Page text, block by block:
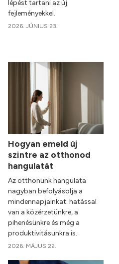
lépést tartani az új
fejleményekkel.
2026. JÚNIUS 23.
Hogyan emeld új
szintre az otthonod
hangulatát
Az otthonunk hangulata
nagyban befolyásolja a
mindennapjainkat: hatással
van a közérzetünkre, a
pihenésünkre és még a
produktivitásunkra is.
2026. MÁJUS 22.